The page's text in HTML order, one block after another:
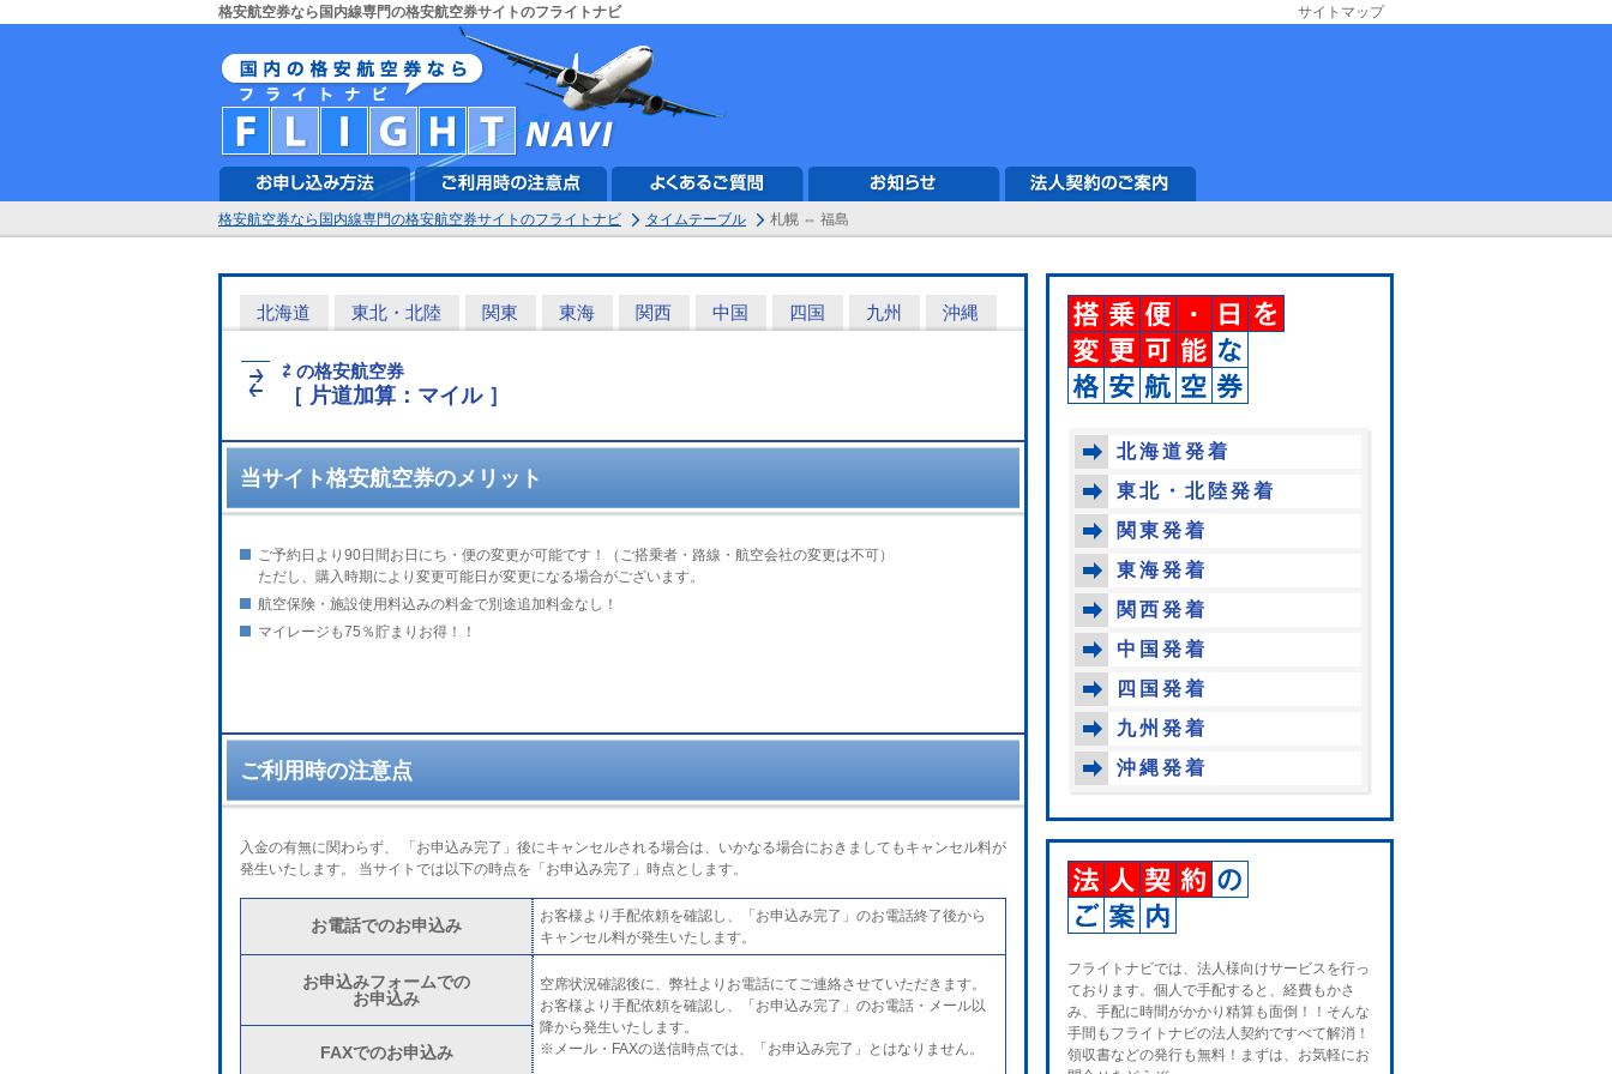
格安航空券なら国内線専門の格安航空券サイトのフライトナビ サイトマップ
格安航空券なら国内線専門の格安航空券サイトのフライトナビ タイムテーブル 札幌 ⇔ 福島
北海道 東北・北陸 関東 東海 関西 中国 四国 九州 沖縄
⇄ ⇄ の格安航空券
［ 片道加算：マイル ］
当サイト格安航空券のメリット
ご予約日より90日間お日にち・便の変更が可能です！（ご搭乗者・路線・航空会社の変更は不可）
ただし、購入時期により変更可能日が変更になる場合がございます。
航空保険・施設使用料込みの料金で別途追加料金なし！
マイレージも75％貯まりお得！！
ご利用時の注意点
入金の有無に関わらず、 「お申込み完了」後にキャンセルされる場合は、いかなる場合におきましてもキャンセル料が
発生いたします。 当サイトでは以下の時点を「お申込み完了」時点とします。
お電話でのお申込み
お客様より手配依頼を確認し、「お申込み完了」のお電話終了後から
キャンセル料が発生いたします。
お申込みフォームでの
お申込み
空席状況確認後に、弊社よりお電話にてご連絡させていただきます。
お客様より手配依頼を確認し、「お申込み完了」のお電話・メール以
降から発生いたします。
※メール・FAXの送信時点では、「お申込み完了」とはなりません。
FAXでのお申込み
北海道発着
東北・北陸発着
関東発着
東海発着
関西発着
中国発着
四国発着
九州発着
沖縄発着
フライトナビでは、法人様向けサービスを行っ
ております。個人で手配すると、経費もかさ
み、手配に時間がかかり精算も面倒！！そんな
手間もフライトナビの法人契約ですべて解消！
領収書などの発行も無料！まずは、お気軽にお